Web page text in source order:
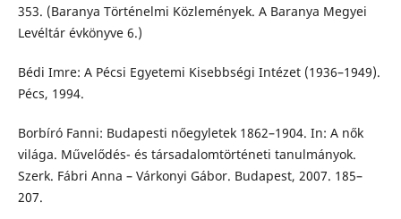
353. (Baranya Történelmi Közlemények. A Baranya Megyei
Levéltár évkönyve 6.)
Bédi Imre: A Pécsi Egyetemi Kisebbségi Intézet (1936–1949).
Pécs, 1994.
Borbíró Fanni: Budapesti nőegyletek 1862–1904. In: A nők
világa. Művelődés- és társadalomtörténeti tanulmányok.
Szerk. Fábri Anna – Várkonyi Gábor. Budapest, 2007. 185–
207.